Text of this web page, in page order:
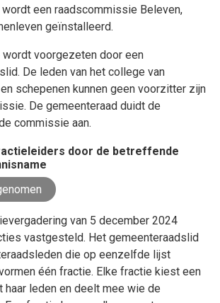
een raadscommissie Beleven,
geïnstalleerd.
voorgezeten door een
De leden van het college van
schepenen kunnen geen voorzitter zijn
De gemeenteraad duidt de
commissie aan.
door de betreffende
van 5 december 2024
vastgesteld. Het gemeenteraadslid
die op eenzelfde lijst
één fractie. Elke fractie kiest een
leden en deelt mee wie de